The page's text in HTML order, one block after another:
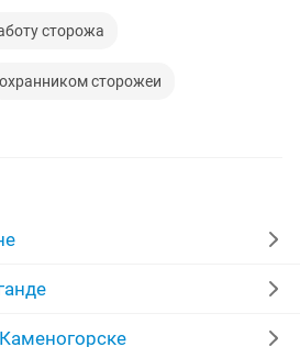
сторожа
охранником сторожеи
сторож
ищу работу сторожа